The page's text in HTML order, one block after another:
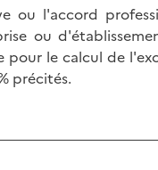
ou l'accord
ou
pour le calcul de
précités.